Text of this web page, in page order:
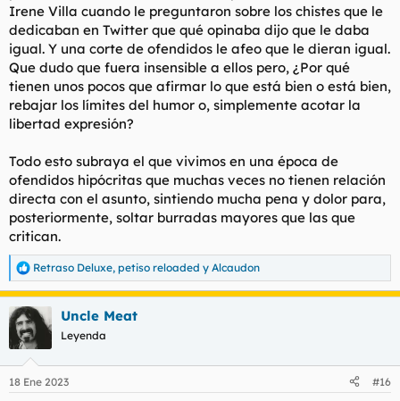
Irene Villa cuando le preguntaron sobre los chistes que le
dedicaban en Twitter que qué opinaba dijo que le daba
igual. Y una corte de ofendidos le afeo que le dieran igual.
Que dudo que fuera insensible a ellos pero, ¿Por qué
tienen unos pocos que afirmar lo que está bien o está bien,
rebajar los límites del humor o, simplemente acotar la
libertad expresión?
Todo esto subraya el que vivimos en una época de
ofendidos hipócritas que muchas veces no tienen relación
directa con el asunto, sintiendo mucha pena y dolor para,
posteriormente, soltar burradas mayores que las que
critican.
R
e
c
c
i
e
Retraso Deluxe, petiso reloaded y Alcaudon
Uncle Meat
Leyenda
18 Ene 2023 #16